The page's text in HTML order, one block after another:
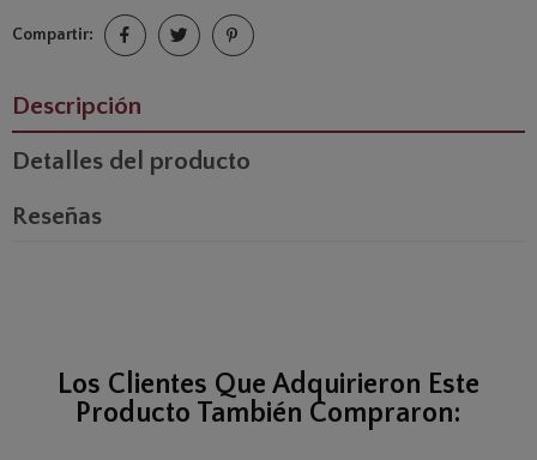
Compartir:
Descripción
Detalles del producto
Reseñas
Los Clientes Que Adquirieron Este
Producto También Compraron: